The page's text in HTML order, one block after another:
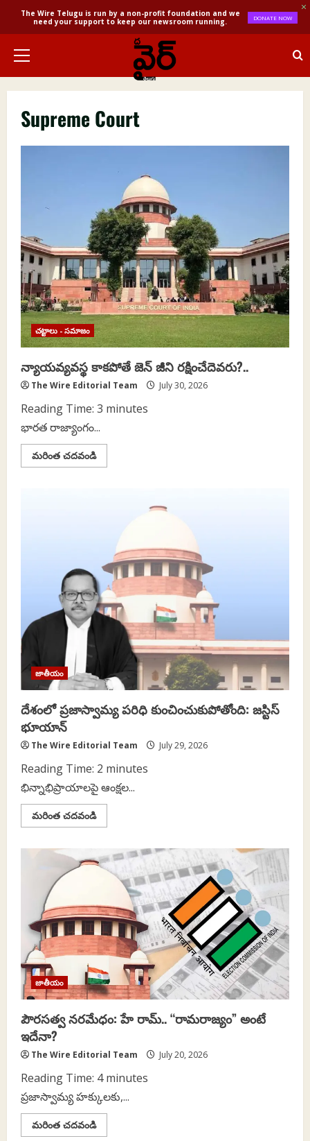
The Wire Telugu is run by a non-profit foundation and we
need your support to keep our newsroom running.
DONATE NOW
content
Primary
Menu
Supreme Court
చట్టాలు - సమాజం
న్యాయవ్యవస్థ కాకపోతే జెన్ జీని రక్షించేదెవరు?..
The Wire Editorial Team July 30, 2026
Reading Time: 3 minutes
భారత రాజ్యాంగం...
మరింత చదవండిRead
more
జాతీయం
దేశంలో ప్రజాస్వామ్య పరిధి కుంచించుకుపోతోంది: జస్టిస్
భూయాన్
The Wire Editorial Team July 29, 2026
Reading Time: 2 minutes
భిన్నాభిప్రాయాలపై ఆంక్షల...
మరింత చదవండిRead
more
ప్రజాస్వామ్య
పరిధి
కుంచించుకుపోతోంది:
భూయాన్
జాతీయం
పౌరసత్వ నరమేధం: హే రామ్.. “రామరాజ్యం” అంటే
ఇదేనా?
The Wire Editorial Team July 20, 2026
Reading Time: 4 minutes
ప్రజాస్వామ్య హక్కులకు,...
మరింత చదవండిRead
more